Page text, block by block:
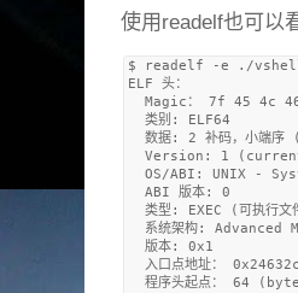
使用readelf也可以
$ readelf -e ./
ELF 头：
Magic： 7f 45 4c
  类别: ELF64
数据: 2 补码，小端
Version: 1
OS/ABI: UNIX -
  ABI 版本: 0
类型: EXEC (可执行文
系统架构: Advanced
  版本: 0x1
入口点地址：
程序头起点： 64